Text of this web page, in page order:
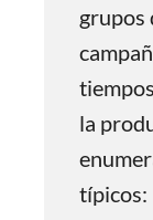
grupos
la
típicos: